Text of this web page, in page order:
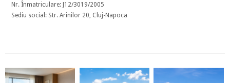
Nr. Înmatriculare: J12/3019/2005
Sediu social: Str. Arinilor 20, Cluj-Napoca